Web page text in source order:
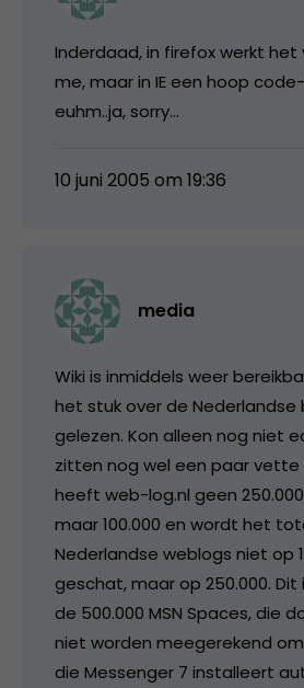
Inderdaad, in firefox werkt het
me, maar in IE een hoop
euhm..ja, sorry…
10 juni 2005 om 19:36
media
Wiki is inmiddels weer
het stuk over de Nederlandse
gelezen. Kon alleen nog niet
zitten nog wel een paar vette
heeft web-log.nl geen
maar 100.000 en wordt het
Nederlandse weblogs niet op
geschat, maar op 250.000. Dit
de 500.000 MSN Spaces, die
niet worden meegerekend
die Messenger 7 installeert